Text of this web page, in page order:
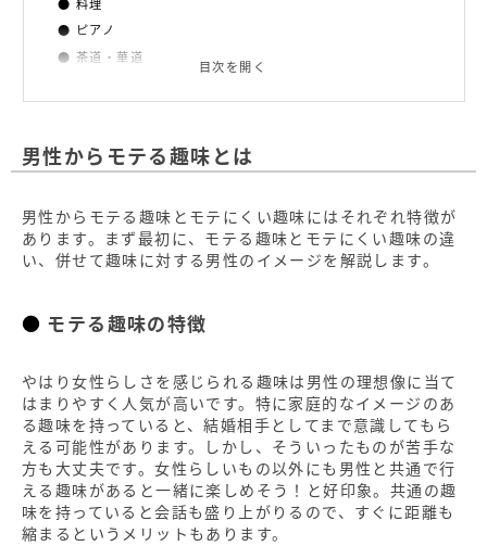
ピアノ
茶道・華道
出会いにも期待できるモテる趣味
旅行
ジム通い
スポーツ
男性からモテにくい趣味
ディズニー
SNS
モテる趣味を始めて彼氏をゲットしよう
目次を開く
男性からモテる趣味とは
男性からモテる趣味とモテにくい趣味にはそれぞれ特徴が
あります。まず最初に、モテる趣味とモテにくい趣味の違
い、併せて趣味に対する男性のイメージを解説します。
モテる趣味の特徴
やはり女性らしさを感じられる趣味は男性の理想像に当て
はまりやすく人気が高いです。特に家庭的なイメージのあ
る趣味を持っていると、結婚相手としてまで意識してもら
える可能性があります。しかし、そういったものが苦手な
方も大丈夫です。女性らしいもの以外にも男性と共通で行
える趣味があると一緒に楽しめそう！と好印象。共通の趣
味を持っていると会話も盛り上がりるので、すぐに距離も
縮まるというメリットもあります。